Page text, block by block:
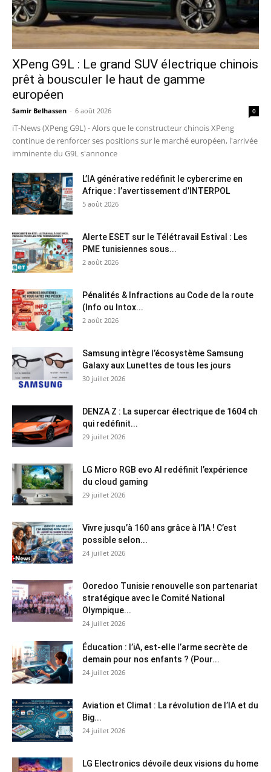
XPeng G9L : Le grand SUV électrique chinois
prêt à bousculer le haut de gamme
européen
Samir Belhassen - 6 août 2026 0
iT-News (XPeng G9L) - Alors que le constructeur chinois XPeng
continue de renforcer ses positions sur le marché européen, l'arrivée
imminente du G9L s'annonce
L’IA générative redéfinit le cybercrime en
Afrique : l’avertissement d’INTERPOL
5 août 2026
Alerte ESET sur le Télétravail Estival : Les
PME tunisiennes sous...
2 août 2026
Pénalités & Infractions au Code de la route
(Info ou Intox...
2 août 2026
Samsung intègre l’écosystème Samsung
Galaxy aux Lunettes de tous les jours
30 juillet 2026
DENZA Z : La supercar électrique de 1604 ch
qui redéfinit...
29 juillet 2026
LG Micro RGB evo AI redéfinit l’expérience
du cloud gaming
29 juillet 2026
Vivre jusqu’à 160 ans grâce à l’IA ! C’est
possible selon...
24 juillet 2026
Ooredoo Tunisie renouvelle son partenariat
stratégique avec le Comité National
Olympique...
24 juillet 2026
Éducation : l’iA, est-elle l’arme secrète de
demain pour nos enfants ? (Pour...
24 juillet 2026
Aviation et Climat : La révolution de l’IA et du
Big...
24 juillet 2026
LG Electronics dévoile deux visions du home